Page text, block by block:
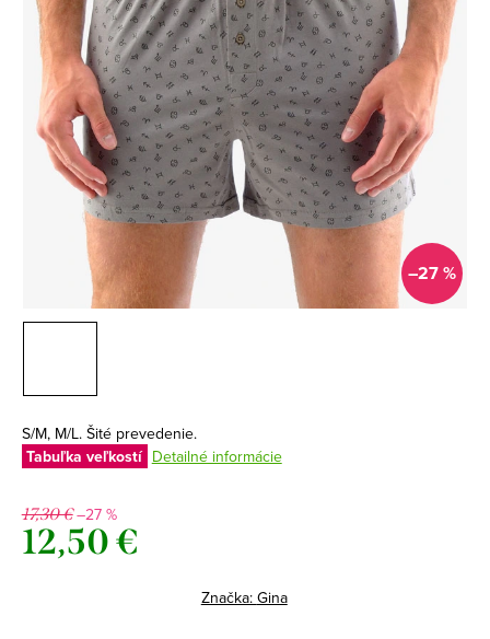
–27 %
S/M, M/L. Šité prevedenie.
Tabuľka veľkostí Detailné informácie
17,30 €–27 %
12,50 €
Značka: Gina